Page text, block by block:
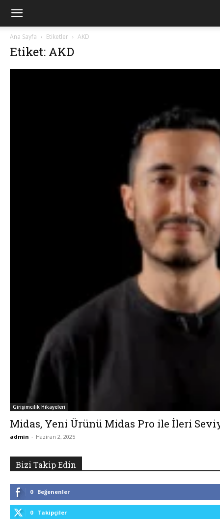
Ana Sayfa Etiketler AKD
Etiket: AKD
Girişimcilik Hikayeleri
Midas, Yeni Ürünü Midas Pro ile İleri
admin - Haziran 2, 2025
Bizi Takip Edin
0 Beğenenler
0 Takipçiler